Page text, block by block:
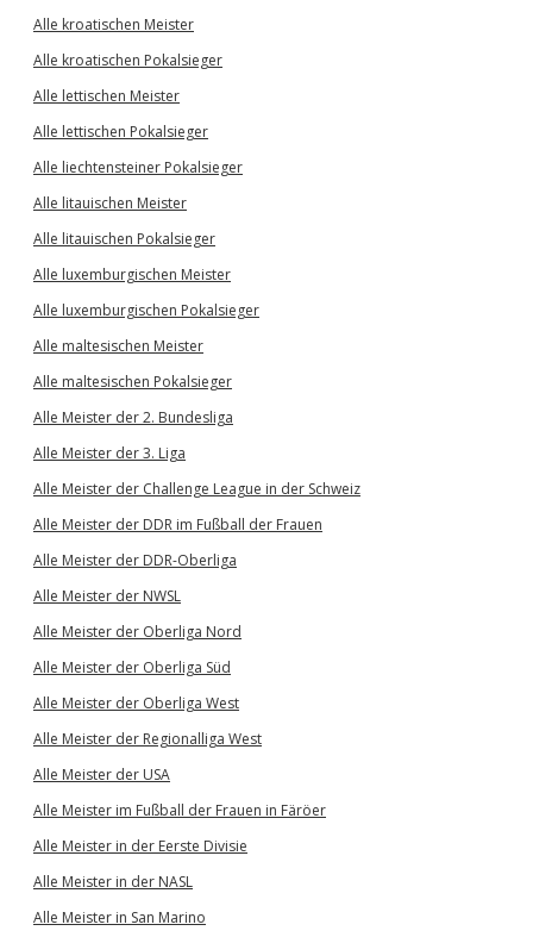
Alle kroatischen Meister
Alle kroatischen Pokalsieger
Alle lettischen Meister
Alle lettischen Pokalsieger
Alle liechtensteiner Pokalsieger
Alle litauischen Meister
Alle litauischen Pokalsieger
Alle luxemburgischen Meister
Alle luxemburgischen Pokalsieger
Alle maltesischen Meister
Alle maltesischen Pokalsieger
Alle Meister der 2. Bundesliga
Alle Meister der 3. Liga
Alle Meister der Challenge League in der Schweiz
Alle Meister der DDR im Fußball der Frauen
Alle Meister der DDR-Oberliga
Alle Meister der NWSL
Alle Meister der Oberliga Nord
Alle Meister der Oberliga Süd
Alle Meister der Oberliga West
Alle Meister der Regionalliga West
Alle Meister der USA
Alle Meister im Fußball der Frauen in Färöer
Alle Meister in der Eerste Divisie
Alle Meister in der NASL
Alle Meister in San Marino